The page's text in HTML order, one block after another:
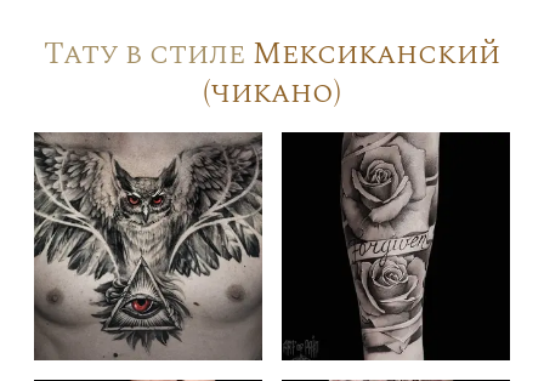
Тату в стиле Мексиканский
(чикано)